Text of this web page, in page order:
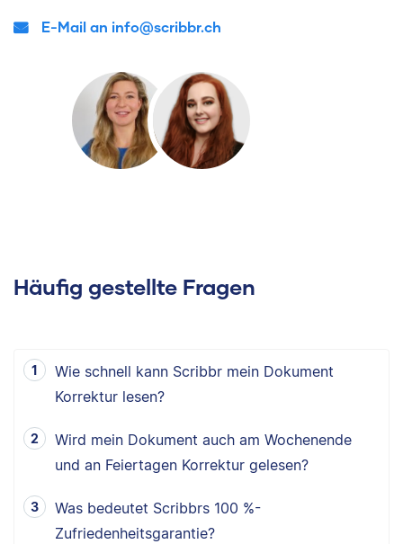
E-Mail an info@scribbr.ch
Häufig gestellte Fragen
Wie schnell kann Scribbr mein Dokument
Korrektur lesen?
Wird mein Dokument auch am Wochenende
und an Feiertagen Korrektur gelesen?
Was bedeutet Scribbrs 100 %-
Zufriedenheitsgarantie?